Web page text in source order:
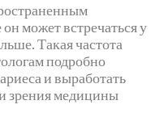
может встречаться у
Такая частота
подробно
и выработать
зрения медицины